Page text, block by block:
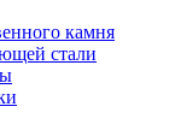
камня
стали